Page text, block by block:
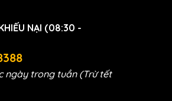
NẠI (08:30 -
ngày trong tuần (Trừ tết